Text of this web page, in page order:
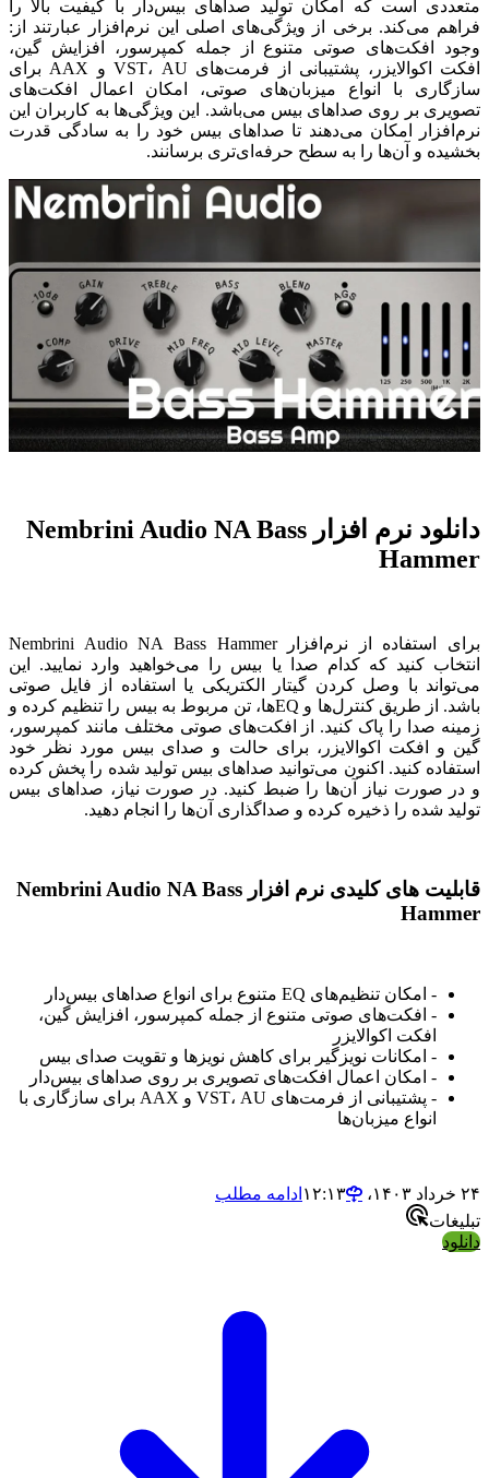
متعددی است که امکان تولید صداهای بیس‌دار با کیفیت بالا را
فراهم می‌کند. برخی از ویژگی‌های اصلی این نرم‌افزار عبارتند از:
وجود افکت‌های صوتی متنوع از جمله کمپرسور، افزایش گین،
افکت اکوالایزر، پشتیبانی از فرمت‌های VST، AU و AAX برای
سازگاری با انواع میزبان‌های صوتی، امکان اعمال افکت‌های
تصویری بر روی صداهای بیس می‌باشد. این ویژگی‌ها به کاربران این
نرم‌افزار امکان می‌دهند تا صداهای بیس خود را به سادگی قدرت
بخشیده و آن‌ها را به سطح حرفه‌ای‌تری برسانند.
دانلود نرم افزار Nembrini Audio NA Bass
Hammer
برای استفاده از نرم‌افزار Nembrini Audio NA Bass Hammer
انتخاب کنید که کدام صدا یا بیس را می‌خواهید وارد نمایید. این
می‌تواند با وصل کردن گیتار الکتریکی یا استفاده از فایل صوتی
باشد. از طریق کنترل‌ها و EQ‌ها، تن مربوط به بیس را تنظیم کرده و
زمینه صدا را پاک کنید. از افکت‌های صوتی مختلف مانند کمپرسور،
گین و افکت اکوالایزر، برای حالت و صدای بیس مورد نظر خود
استفاده کنید. اکنون می‌توانید صداهای بیس تولید شده را پخش کرده
و در صورت نیاز آن‌ها را ضبط کنید. در صورت نیاز، صداهای بیس
تولید شده را ذخیره کرده و صداگذاری آن‌ها را انجام دهید.
قابلیت های کلیدی نرم افزار Nembrini Audio NA Bass
Hammer
- امکان تنظیم‌های EQ متنوع برای انواع صداهای بیس‌دار
- افکت‌های صوتی متنوع از جمله کمپرسور، افزایش گین،
افکت اکوالایزر
- امکانات نویزگیر برای کاهش نویزها و تقویت صدای بیس
- امکان اعمال افکت‌های تصویری بر روی صداهای بیس‌دار
- پشتیبانی از فرمت‌های VST، AU و AAX برای سازگاری با
انواع میزبان‌ها
۲۴ خرداد ۱۴۰۳،‏ ۱۲:۱۳
ادامه مطلب
تبلیغات
دانلود